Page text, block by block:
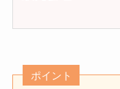
ポイント